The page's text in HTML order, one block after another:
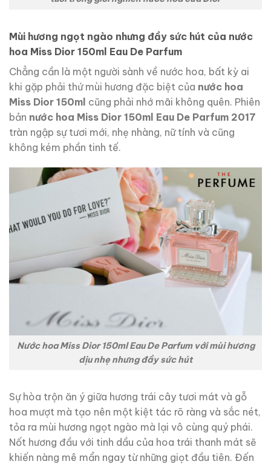
Mùi hương ngọt ngào nhưng đầy sức hút của nước
hoa Miss Dior 150ml Eau De Parfum
Chẳng cần là một người sành về nước hoa, bất kỳ ai
khi gặp phải thứ mùi hương đặc biệt của nước hoa
Miss Dior 150ml cũng phải nhớ mãi không quên. Phiên
bản nước hoa Miss Dior 150ml Eau De Parfum 2017
tràn ngập sự tươi mới, nhẹ nhàng, nữ tính và cũng
không kém phần tinh tế.
Nước hoa Miss Dior 150ml Eau De Parfum với mùi hương
dịu nhẹ nhưng đầy sức hút
Sự hòa trộn ăn ý giữa hương trái cây tươi mát và gỗ
hoa mượt mà tạo nên một kiệt tác rõ ràng và sắc nét,
tỏa ra mùi hương ngọt ngào mà lại vô cùng quý phái.
Nốt hương đầu với tinh dầu của hoa trái thanh mát sẽ
khiến nàng mê mẩn ngay từ những giọt đầu tiên. Đến